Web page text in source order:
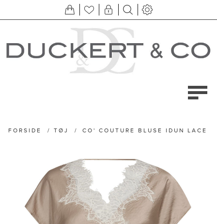
FORSIDE / TØJ / CO' COUTURE BLUSE IDUN LACE